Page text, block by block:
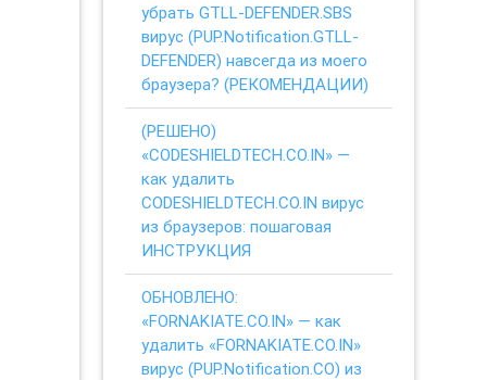
убрать GTLL-DEFENDER.SBS
вирус (PUP.Notification.GTLL-
DEFENDER) навсегда из моего
браузера? (РЕКОМЕНДАЦИИ)
(РЕШЕНО)
«CODESHIELDTECH.CO.IN» —
как удалить
CODESHIELDTECH.CO.IN вирус
из браузеров: пошаговая
ИНСТРУКЦИЯ
ОБНОВЛЕНО:
«FORNAKIATE.CO.IN» — как
удалить «FORNAKIATE.CO.IN»
вирус (PUP.Notification.CO) из